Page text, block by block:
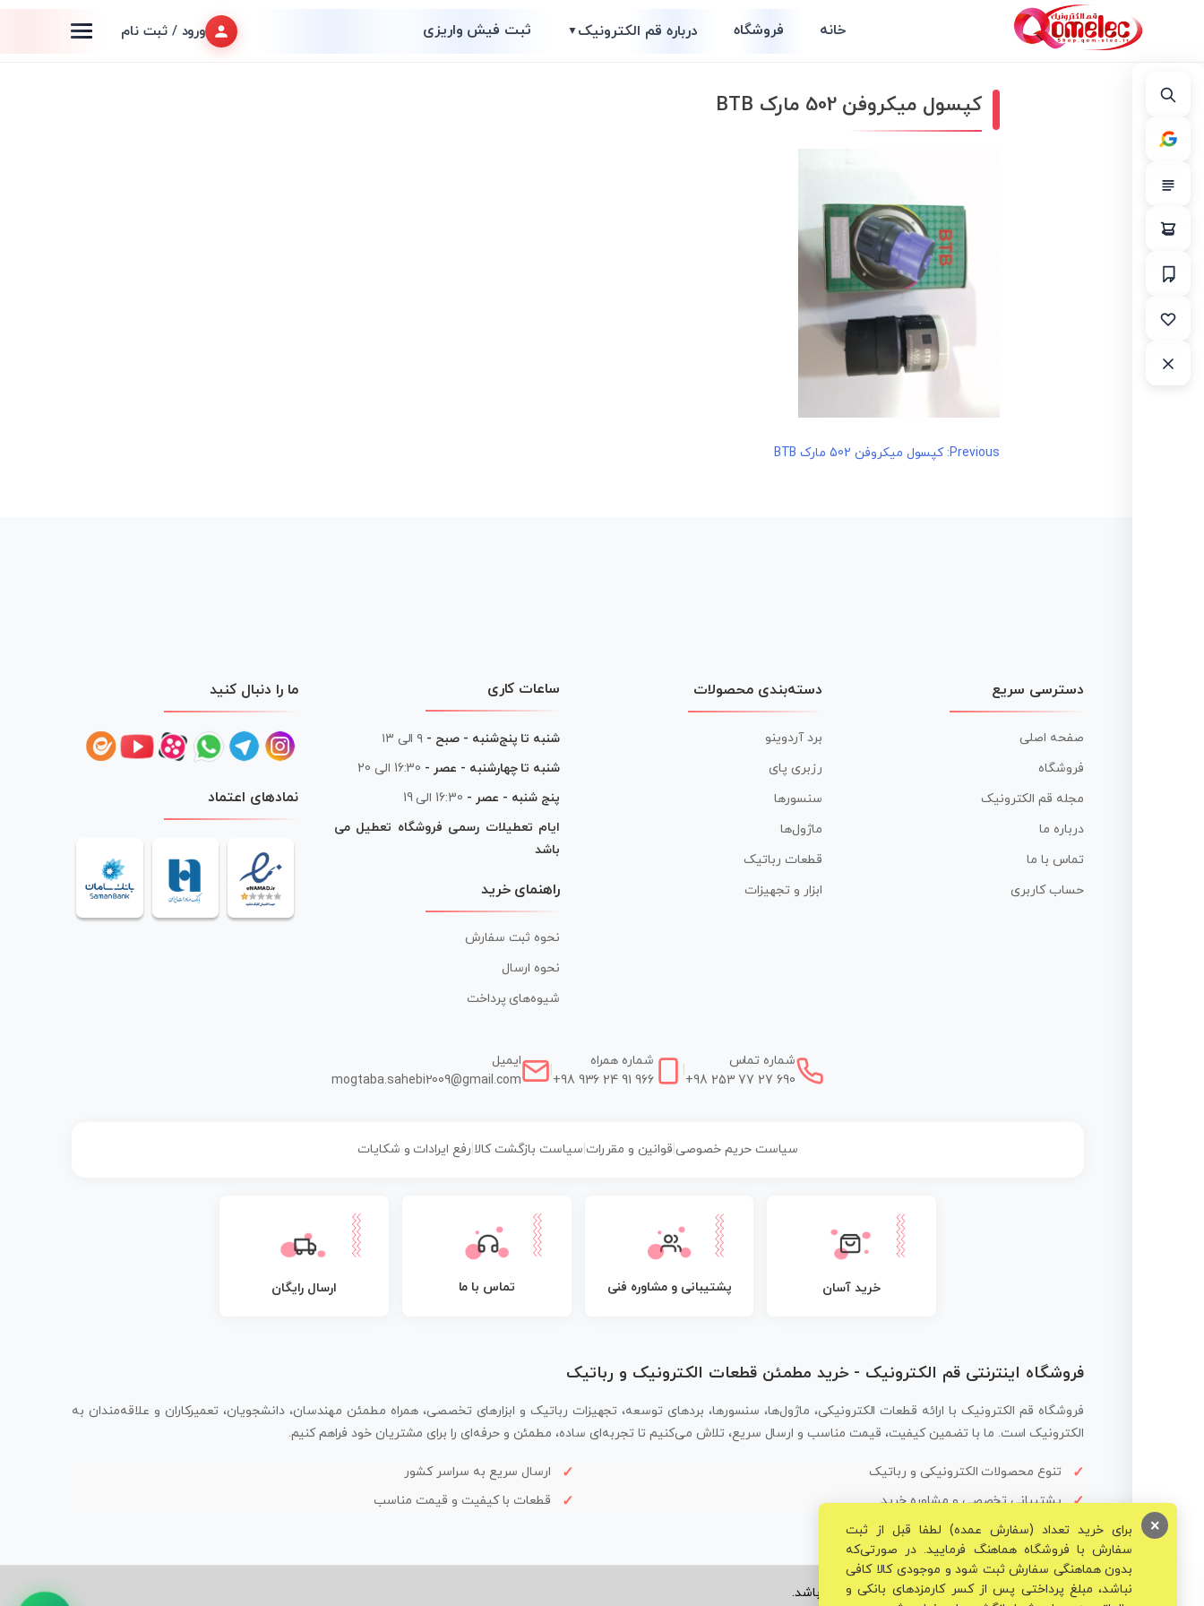
خانه فروشگاه درباره قم الکترونیک▼ ثبت فیش واریزی ورود / ثبت نام
کپسول میکروفن 502 مارک BTB
راهبری
Previous: کپسول میکروفن 502 مارک BTB
دسترسی سریع
صفحه اصلی
فروشگاه
مجله قم الکترونیک
درباره ما
تماس با ما
حساب کاربری
دسته‌بندی محصولات
برد آردوینو
رزبری پای
سنسورها
ماژول‌ها
قطعات رباتیک
ابزار و تجهیزات
ساعات کاری
شنبه تا پنج‌شنبه - صبح - ۹ الی ۱۳
شنبه تا چهارشنبه - عصر - 16:30 الی 20
پنج شنبه - عصر - 16:30 الی 19
ایام تعطیلات رسمی فروشگاه تعطیل می
باشد
راهنمای خرید
نحوه ثبت سفارش
نحوه ارسال
شیوه‌های پرداخت
ما را دنبال کنید
نمادهای اعتماد
شماره تماس
+98 253 77 27 690
شماره همراه
+98 936 24 91 966
ایمیل
mogtaba.sahebi2009@gmail.com
سیاست حریم خصوصی| قوانین و مقررات سیاست بازگشت کالا رفع ایرادات و شکایات
خرید آسان پشتیبانی و مشاوره فنی تماس با ما ارسال رایگان
فروشگاه اینترنتی قم الکترونیک - خرید مطمئن قطعات الکترونیک و رباتیک
فروشگاه قم الکترونیک با ارائه قطعات الکترونیکی، ماژول‌ها، سنسورها، بردهای توسعه، تجهیزات رباتیک و ابزارهای تخصصی، همراه مطمئن مهندسان، دانشجویان، تعمیرکاران و علاقه‌مندان به
الکترونیک است. ما با تضمین کیفیت، قیمت مناسب و ارسال سریع، تلاش می‌کنیم تا تجربه‌ای ساده، مطمئن و حرفه‌ای را برای مشتریان خود فراهم کنیم.
تنوع محصولات الکترونیکی و رباتیک
ارسال سریع به سراسر کشور
پشتیبانی تخصصی و مشاوره خرید
قطعات با کیفیت و قیمت مناسب
© تمامی حقوق برای فروشگاه تخصصی قم الکترونیک محفوظ می‌باشد.
برای خرید تعداد (سفارش عمده) لطفا قبل از ثبت
سفارش با فروشگاه هماهنگ فرمایید. در صورتی‌که
بدون هماهنگی سفارش ثبت شود و موجودی کالا کافی
نباشد، مبلغ پرداختی پس از کسر کارمزدهای بانکی و
×